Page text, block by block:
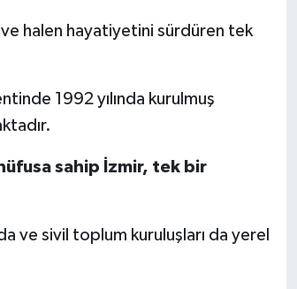
ve halen hayatiyetini sürdüren tek
1992 yılında kurulmuş
sahip İzmir, tek bir
ve sivil toplum kuruluşları da yerel